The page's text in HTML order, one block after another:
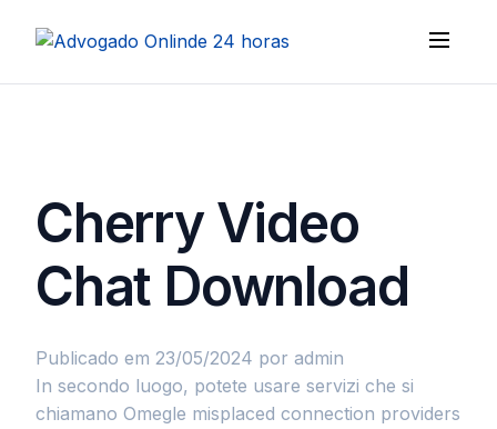
Cherry Video
Chat Download
Publicado em 23/05/2024 por admin
In secondo luogo, potete usare servizi che si
chiamano Omegle misplaced connection providers